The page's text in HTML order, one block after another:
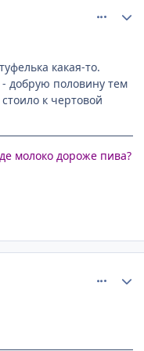
какая-то.
добрую половину тем
к чертовой
молоко дороже пива?